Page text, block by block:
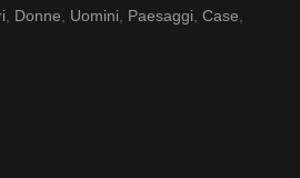
Donne Uomini Paesaggi Case